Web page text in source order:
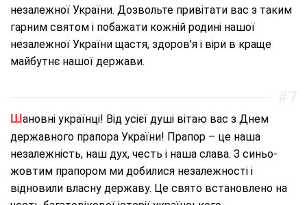
незалежної України. Дозвольте привітати вас з таким
гарним святом і побажати кожній родині нашої
незалежної України щастя, здоров'я і віри в краще
майбутнє нашої держави.
Шановні українці! Від усієї душі вітаю вас з Днем
державного прапора України! Прапор – це наша
незалежність, наш дух, честь і наша слава. З синьо-
жовтим прапором ми добилися незалежності і
відновили власну державу. Це свято встановлено на
#7